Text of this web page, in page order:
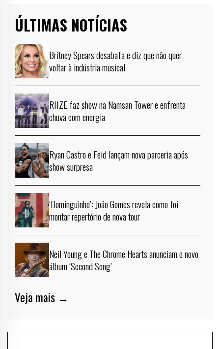
ÚLTIMAS NOTÍCIAS
Britney Spears desabafa e diz que não quer
voltar à indústria musical
RIIZE faz show na Namsan Tower e enfrenta
chuva com energia
Ryan Castro e Feid lançam nova parceria após
show surpresa
‘Dominguinho’: João Gomes revela como foi
montar repertório de nova tour
Neil Young e The Chrome Hearts anunciam o novo
álbum ‘Second Song’
Veja mais →